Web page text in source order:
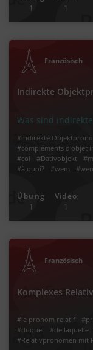
1
1
Französisch
Indirekte
Was sind
#indirekte
#compléments d'objet
#coi
#Dativobjekt
#à quoi?
#wem
Übung
1
Video
1
Französisch
Komplexes
#le pronom relatif
#duquel
#de laquelle
#Relativpronomen mit